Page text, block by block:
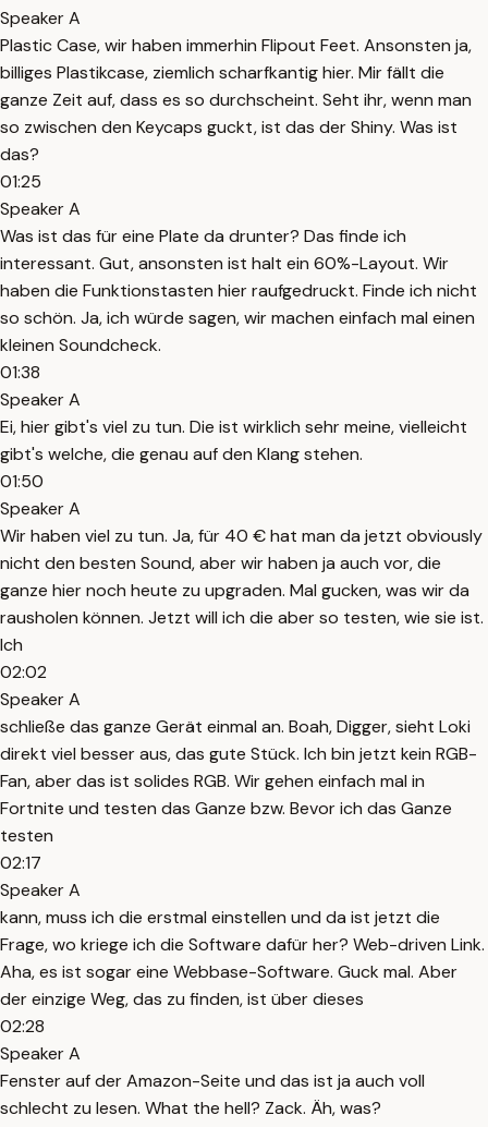
Speaker A
Plastic Case, wir haben immerhin Flipout Feet. Ansonsten ja,
billiges Plastikcase, ziemlich scharfkantig hier. Mir fällt die
ganze Zeit auf, dass es so durchscheint. Seht ihr, wenn man
so zwischen den Keycaps guckt, ist das der Shiny. Was ist
das?
01:25
Speaker A
Was ist das für eine Plate da drunter? Das finde ich
interessant. Gut, ansonsten ist halt ein 60%-Layout. Wir
haben die Funktionstasten hier raufgedruckt. Finde ich nicht
so schön. Ja, ich würde sagen, wir machen einfach mal einen
kleinen Soundcheck.
01:38
Speaker A
Ei, hier gibt's viel zu tun. Die ist wirklich sehr meine, vielleicht
gibt's welche, die genau auf den Klang stehen.
01:50
Speaker A
Wir haben viel zu tun. Ja, für 40 € hat man da jetzt obviously
nicht den besten Sound, aber wir haben ja auch vor, die
ganze hier noch heute zu upgraden. Mal gucken, was wir da
rausholen können. Jetzt will ich die aber so testen, wie sie ist.
Ich
02:02
Speaker A
schließe das ganze Gerät einmal an. Boah, Digger, sieht Loki
direkt viel besser aus, das gute Stück. Ich bin jetzt kein RGB-
Fan, aber das ist solides RGB. Wir gehen einfach mal in
Fortnite und testen das Ganze bzw. Bevor ich das Ganze
testen
02:17
Speaker A
kann, muss ich die erstmal einstellen und da ist jetzt die
Frage, wo kriege ich die Software dafür her? Web-driven Link.
Aha, es ist sogar eine Webbase-Software. Guck mal. Aber
der einzige Weg, das zu finden, ist über dieses
02:28
Speaker A
Fenster auf der Amazon-Seite und das ist ja auch voll
schlecht zu lesen. What the hell? Zack. Äh, was?